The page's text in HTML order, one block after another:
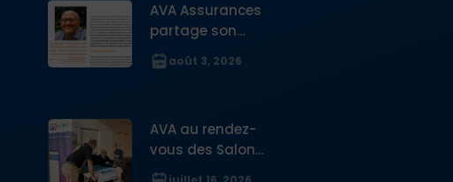
AVA Assurances
partage son
expertise sur la
protection des
des Français à
l’étranger
août 3, 2026
AVA au rendez-
vous des Salons
du PVT Australie